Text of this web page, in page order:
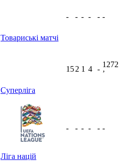
Товариські матчі
- - - - - -
Суперліга
152 1 4 -
1272
ʼ
Ліга націй
- - - - - -